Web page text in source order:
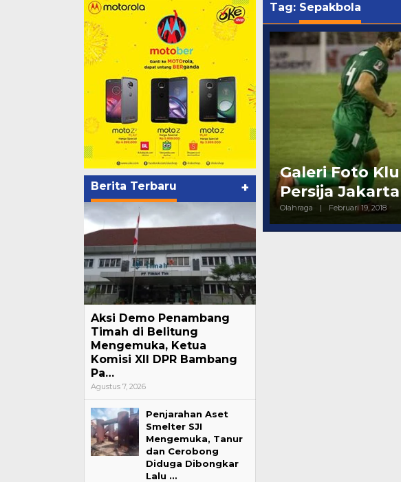
Berita Terbaru +
Aksi Demo Penambang
Timah di Belitung
Mengemuka, Ketua
Komisi XII DPR Bambang
Pa…
Agustus 7, 2026
Penjarahan Aset
Smelter SJI
Mengemuka, Tanur
dan Cerobong
Diduga Dibongkar
Lalu …
Tag: Sepakbola
Galeri Foto
Persija Jakarta
Olahraga | Februari 19, 2018Oleh
Ini Dia Hubungan Partai Garuda
dengan Gerindra
| Februari 19, 2018
Ganjar dan Gus Yasin
Di Berita, Politik